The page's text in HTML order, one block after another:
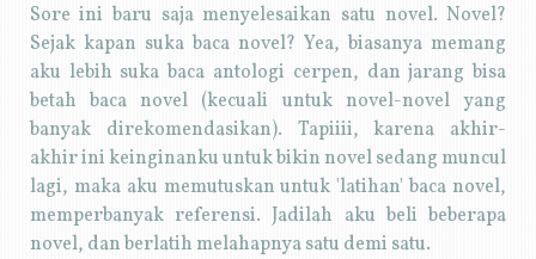
Sore ini baru saja menyelesaikan satu novel. Novel?
Sejak kapan suka baca novel? Yea, biasanya memang
aku lebih suka baca antologi cerpen, dan jarang bisa
betah baca novel (kecuali untuk novel-novel yang
banyak direkomendasikan). Tapiiii, karena akhir-
akhir ini keinginanku untuk bikin novel sedang muncul
lagi, maka aku memutuskan untuk 'latihan' baca novel,
memperbanyak referensi. Jadilah aku beli beberapa
novel, dan berlatih melahapnya satu demi satu.